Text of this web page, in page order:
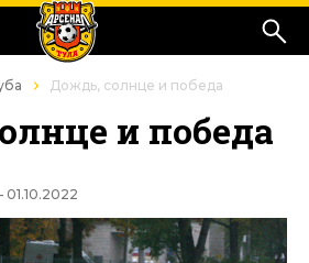
Дождь, солнце и победа
и победа
01.10.2022